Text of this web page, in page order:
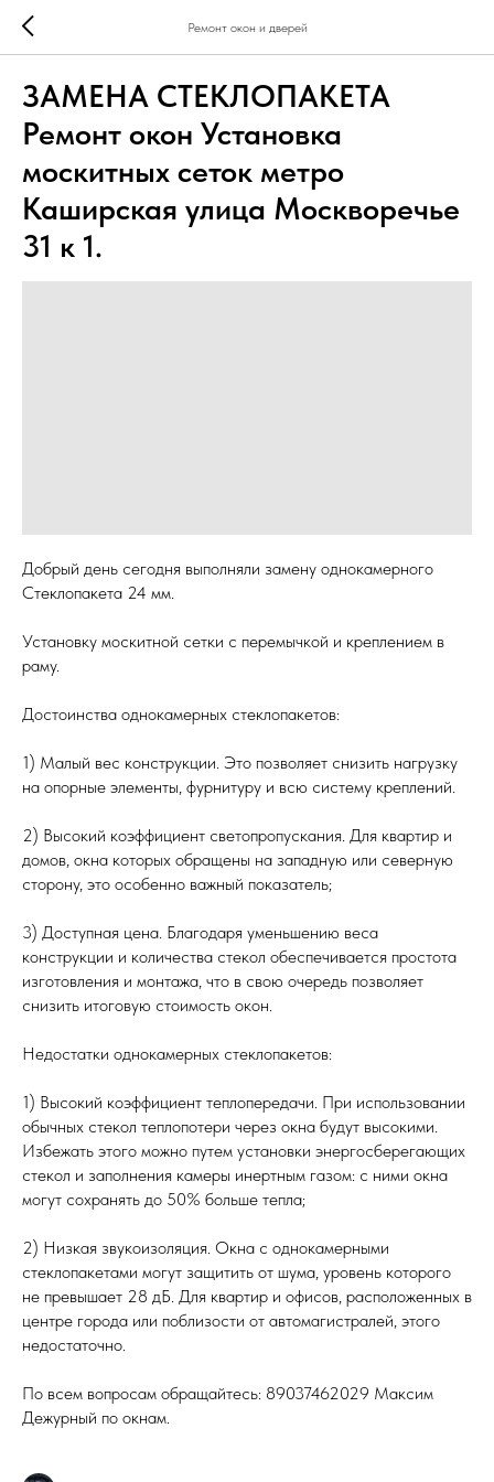
Ремонт окон и дверей
ЗАМЕНА СТЕКЛОПАКЕТА
Ремонт окон Установка
москитных сеток метро
Каширская улица Москворечье
31 к 1.
Добрый день сегодня выполняли замену однокамерного
Стеклопакета 24 мм.
Установку москитной сетки с перемычкой и креплением в
раму.
Достоинства однокамерных стеклопакетов:
1) Малый вес конструкции. Это позволяет снизить нагрузку
на опорные элементы, фурнитуру и всю систему креплений.
2) Высокий коэффициент светопропускания. Для квартир и
домов, окна которых обращены на западную или северную
сторону, это особенно важный показатель;
3) Доступная цена. Благодаря уменьшению веса
конструкции и количества стекол обеспечивается простота
изготовления и монтажа, что в свою очередь позволяет
снизить итоговую стоимость окон.
Недостатки однокамерных стеклопакетов:
1) Высокий коэффициент теплопередачи. При использовании
обычных стекол теплопотери через окна будут высокими.
Избежать этого можно путем установки энергосберегающих
стекол и заполнения камеры инертным газом: с ними окна
могут сохранять до 50% больше тепла;
2) Низкая звукоизоляция. Окна с однокамерными
стеклопакетами могут защитить от шума, уровень которого
не превышает 28 дБ. Для квартир и офисов, расположенных в
центре города или поблизости от автомагистралей, этого
недостаточно.
По всем вопросам обращайтесь: 89037462029 Максим
Дежурный по окнам.